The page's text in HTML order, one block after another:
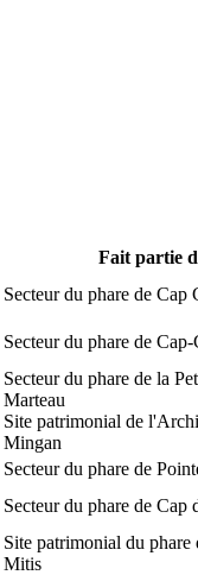
Fait partie
Secteur du phare de Cap
Secteur du phare de Cap-
Secteur du phare de la
Marteau
Site patrimonial de
Mingan
Secteur du phare de
Secteur du phare de Cap
Site patrimonial du phare
Mitis